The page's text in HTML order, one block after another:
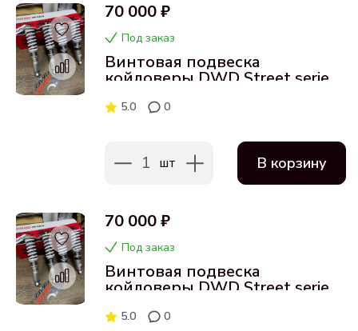
70 000 ₽
Под заказ
Винтовая подвеска
койловеры DWD Street series
5.0 0
1 шт В корзину
70 000 ₽
Под заказ
Винтовая подвеска
койловеры DWD Street series
5.0 0